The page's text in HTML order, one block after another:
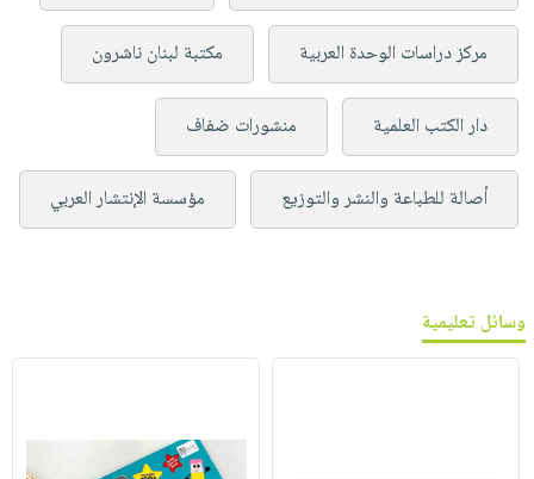
مركز دراسات الوحدة العربية مكتبة لبنان ناشرون
دار الكتب العلمية منشورات ضفاف
أصالة للطباعة والنشر والتوزيع مؤسسة الإنتشار العربي
وسائل تعليمية